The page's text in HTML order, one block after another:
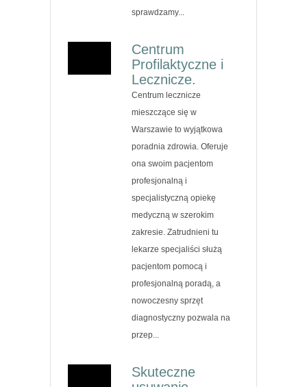
sprawdzamy...
Centrum
Profilaktyczne i
Lecznicze.
Centrum lecznicze
mieszczące się w
Warszawie to wyjątkowa
poradnia zdrowia. Oferuje
ona swoim pacjentom
profesjonalną i
specjalistyczną opiekę
medyczną w szerokim
zakresie. Zatrudnieni tu
lekarze specjaliści służą
pacjentom pomocą i
profesjonalną poradą, a
nowoczesny sprzęt
diagnostyczny pozwala na
przep...
Skuteczne